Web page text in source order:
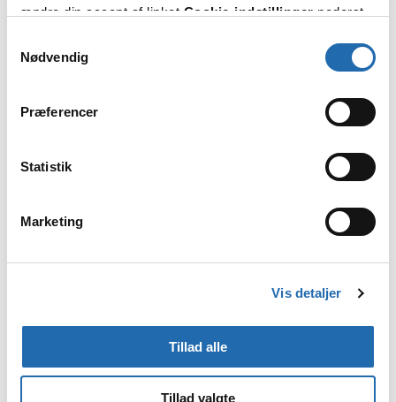
ændre din accept af linket Cookie-indstillinger nederst
Nødvendig
Præferencer
Statistik
Marketing
Vis detaljer
Tillad alle
Tillad valgte